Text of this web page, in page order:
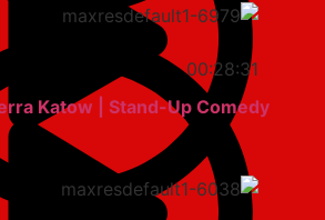
00:28:31
of Sierra Katow | Stand-Up Comedy